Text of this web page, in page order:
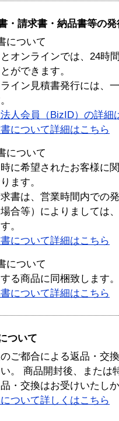
・請求書・納品書等の
について
オンラインでは、24時
ができます。
イン見積書発行には、
人会員（BizID）の詳細
について詳細はこちら
について
に希望されたお客様に
ます。
書は、営業時間内での
合等）によりましては
。
について詳細はこちら
について
る商品に同梱致します。
について詳細はこちら
ついて
ご都合による返品・交
い。 商品開封後、または
・交換はお受けいたし
ついて詳しくはこちら